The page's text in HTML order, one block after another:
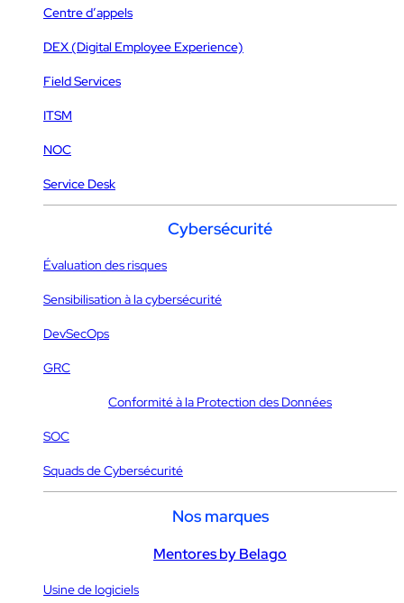
Centre d’appels
DEX (Digital Employee Experience)
Field Services
ITSM
NOC
Service Desk
Cybersécurité
Évaluation des risques
Sensibilisation à la cybersécurité
DevSecOps
GRC
Conformité à la Protection des Données
SOC
Squads de Cybersécurité
Nos marques
Mentores by Belago
Usine de logiciels